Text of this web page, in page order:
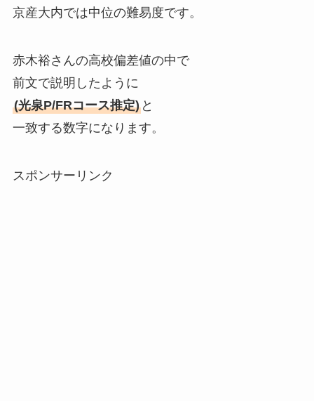
京産大内では中位の難易度です。
赤木裕さんの高校偏差値の中で
前文で説明したように
(光泉P/FRコース推定)と
一致する数字になります。
スポンサーリンク